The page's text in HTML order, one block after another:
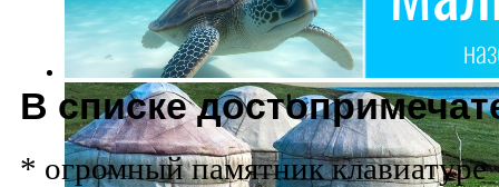
В списке
* огромный памятник клавиатуре